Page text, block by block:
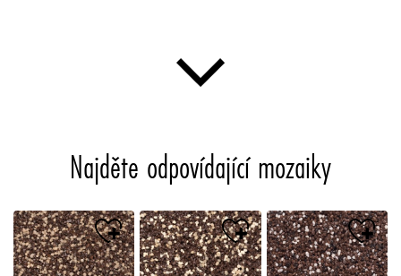
Najděte odpovídající mozaiky